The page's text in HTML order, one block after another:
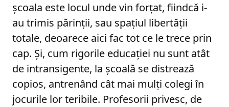
școala este locul unde vin forțat, fiindcă i-
au trimis părinții, sau spațiul libertății
totale, deoarece aici fac tot ce le trece prin
cap. Și, cum rigorile educației nu sunt atât
de intransigente, la școală se distrează
copios, antrenând cât mai mulți colegi în
jocurile lor teribile. Profesorii privesc, de